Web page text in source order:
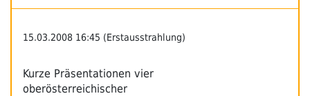
15.03.2008 16:45 (Erstausstrahlung)
Kurze Präsentationen vier
oberösterreichischer